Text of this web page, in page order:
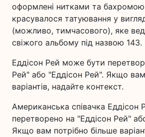
оформлені нитками та бахромою.
красувалося татуювання у
(можливо, тимчасового), яке
свіжого альбому під назвою 143.
Еддісон Рей може бути
Рей" або "Еддісон Рей". Якщо
варіантів, надайте контекст.
Американська співачка
перетворено на "Еддісон Рей"
Якщо вам потрібно більше